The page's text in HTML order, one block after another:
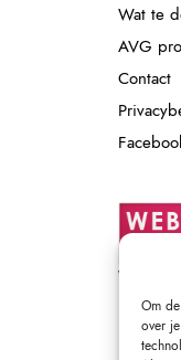
Om
over
Wat te
AVG
Contact